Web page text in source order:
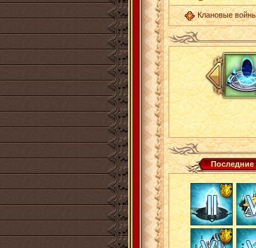
Клановые
Последние